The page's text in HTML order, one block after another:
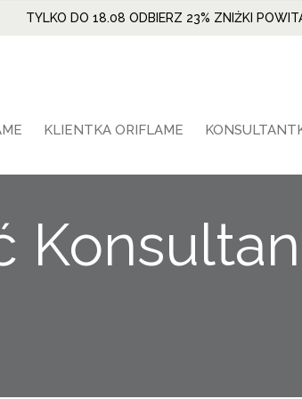
TYLKO DO 18.08 ODBIERZ 23% ZNIŻKI
KLIENTKA ORIFLAME